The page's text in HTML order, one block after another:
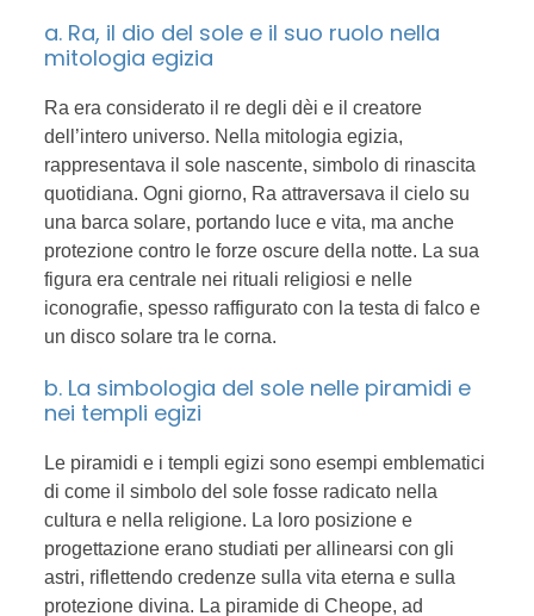
a. Ra, il dio del sole e il suo ruolo nella
mitologia egizia
Ra era considerato il re degli dèi e il creatore
dell’intero universo. Nella mitologia egizia,
rappresentava il sole nascente, simbolo di rinascita
quotidiana. Ogni giorno, Ra attraversava il cielo su
una barca solare, portando luce e vita, ma anche
protezione contro le forze oscure della notte. La sua
figura era centrale nei rituali religiosi e nelle
iconografie, spesso raffigurato con la testa di falco e
un disco solare tra le corna.
b. La simbologia del sole nelle piramidi e
nei templi egizi
Le piramidi e i templi egizi sono esempi emblematici
di come il simbolo del sole fosse radicato nella
cultura e nella religione. La loro posizione e
progettazione erano studiati per allinearsi con gli
astri, riflettendo credenze sulla vita eterna e sulla
protezione divina. La piramide di Cheope, ad